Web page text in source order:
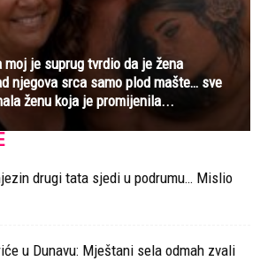
moj je suprug tvrdio da je žena
njegova srca samo plod mašte… sve
ženu koja je promijenila...
drugi tata sjedi u podrumu… Mislio
u Dunavu: Mještani sela odmah zvali